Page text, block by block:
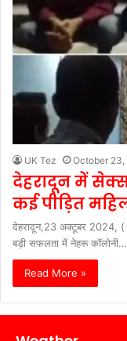
UK Tez October
देहरादून में
कई पीड़ित
देहरादून,23 अक्टूबर 2024, (
बड़ी सफलता में नेहरू कॉलोनी…
Read More »